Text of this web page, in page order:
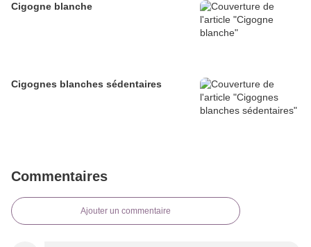
Cigogne blanche
Cigognes blanches sédentaires
Commentaires
Ajouter un commentaire